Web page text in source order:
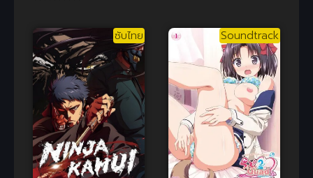
ไทย Anal
(ประตูหลัง) |
ซับไทย Soundtrack